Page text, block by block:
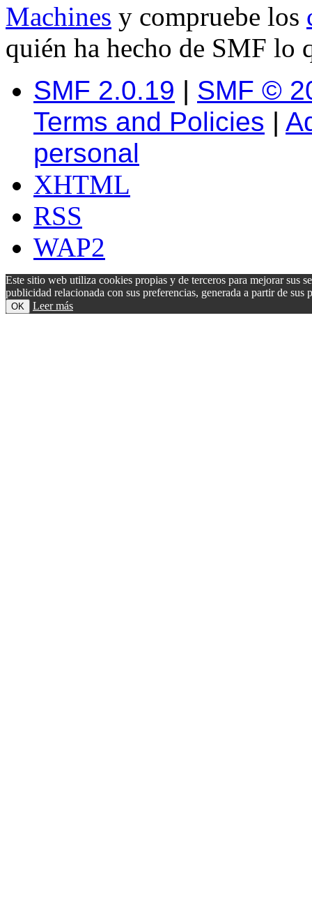
Machines y compruebe los
quién ha hecho de SMF lo
SMF 2.0.19 | SMF ©
Terms and Policies |
personal
XHTML
RSS
WAP2
Este sitio web utiliza cookies propias y de terceros para mejorar sus
publicidad relacionada con sus preferencias, generada a partir de
OK Leer más